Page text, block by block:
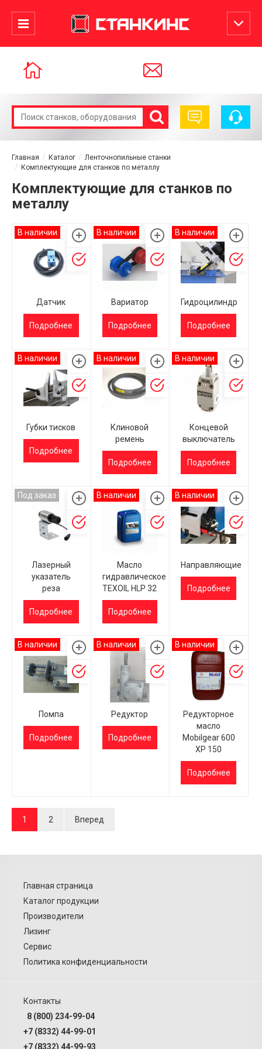
Главная Каталог
Ленточнопильные станки
Комплектующие для станков по металлу
Комплектующие для станков по
металлу
В наличии
Датчик
Подробнее
В наличии
Вариатор
Подробнее
В наличии
Гидроцилиндр
Подробнее
В наличии
Губки тисков
Подробнее
В наличии
Клиновой
ремень
Подробнее
В наличии
Концевой
выключатель
Подробнее
Под заказ
Лазерный
указатель
реза
Подробнее
В наличии
Масло
гидравлическое
TEXOIL HLP 32
Подробнее
В наличии
Направляющие
Подробнее
В наличии
Помпа
Подробнее
В наличии
Редуктор
Подробнее
В наличии
Редукторное
масло
Mobilgear 600
XP 150
Подробнее
1 2 Вперед
Главная страница
Каталог продукции
Производители
Лизинг
Сервис
Политика конфиденциальности
Контакты
8 (800) 234-99-04
+7 (8332) 44-99-01
+7 (8332) 44-99-93